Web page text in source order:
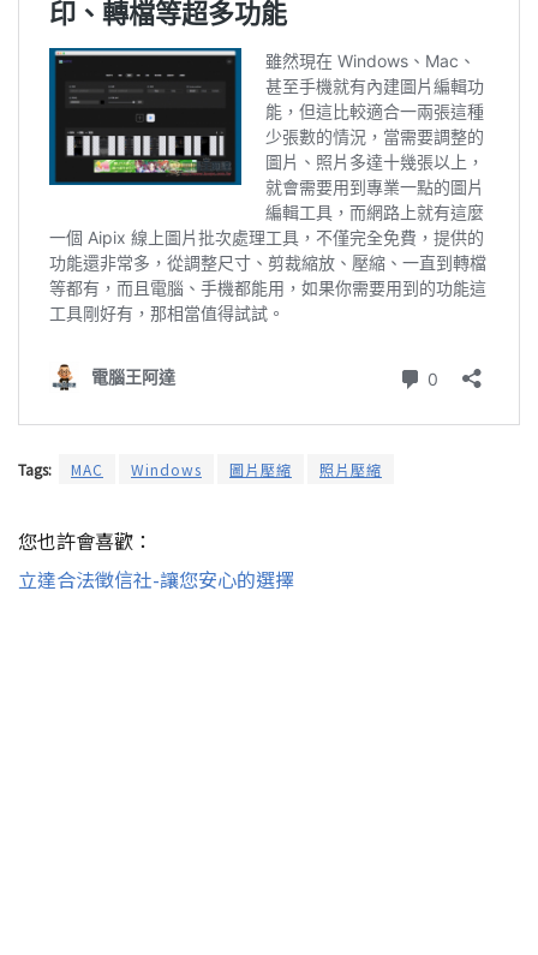
Tags: MAC Windows 圖片壓縮 照片壓縮
您也許會喜歡：
立達合法徵信社-讓您安心的選擇